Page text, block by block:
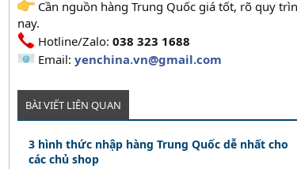
Cần nguồn hàng Trung Quốc giá tốt, rõ quy
nay.
Hotline/Zalo: 038 323 1688
Email: yenchina.vn@gmail.com
BÀI VIẾT LIÊN QUAN
3 hình thức nhập hàng Trung Quốc dễ nhất cho
các chủ shop